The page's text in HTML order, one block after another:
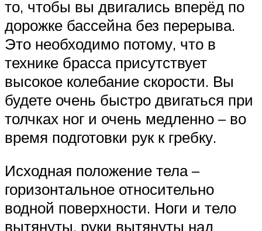
то, чтобы вы двигались вперёд по
дорожке бассейна без перерыва.
Это необходимо потому, что в
технике брасса присутствует
высокое колебание скорости. Вы
будете очень быстро двигаться при
толчках ног и очень медленно – во
время подготовки рук к гребку.
Исходная положение тела –
горизонтальное относительно
водной поверхности. Ноги и тело
вытянуты, руки вытянуты над